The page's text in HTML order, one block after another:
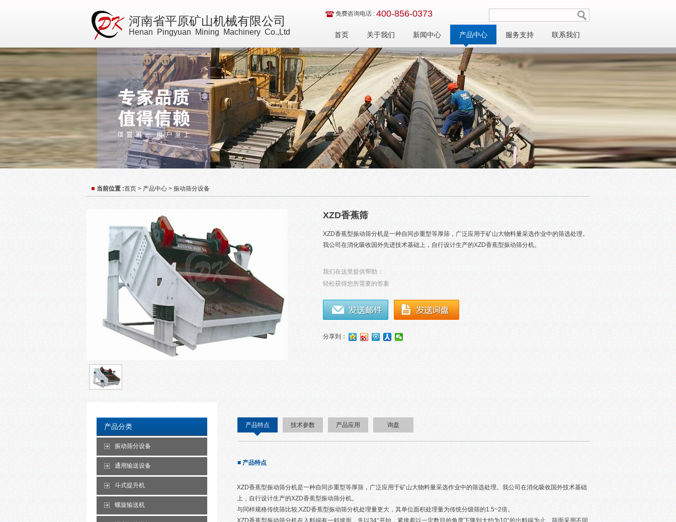
河南省平原矿山机械有限公司
Henan Pingyuan Mining Machinery Co.,Ltd
免费咨询电话 : 400-856-0373
首页 关于我们 新闻中心 产品中心 服务支持 联系我们
当前位置 :首页 > 产品中心 > 振动筛分设备
XZD香蕉筛
XZD香蕉型振动筛分机是一种自同步重型等厚筛，广泛应用于矿山大物料量采选作业中的筛选处理。
我公司在消化吸收国外先进技术基础上，自行设计生产的XZD香蕉型振动筛分机。
我们在这里提供帮助：
轻松获得您所需要的答案
分享到：
产品分类
振动筛分设备
通用输送设备
斗式提升机
螺旋输送机
产品特点 技术参数 产品应用 询盘
■ 产品特点
XZD香蕉型振动筛分机是一种自同步重型等厚筛，广泛应用于矿山大物料量采选作业中的筛选处理。我公司在消化吸收国外技术基础
上，自行设计生产的XZD香蕉型振动筛分机。
与同样规格传统筛比较,XZD香蕉型振动筛分机处理量更大，其单位面积处理量为传统分级筛的1.5~2倍。
XZD香蕉型振动筛分机在入料端有一斜坡面，先以34°开始，紧接着以一定数目的角度下降到大约为10°的出料端为止。筛面采用不同